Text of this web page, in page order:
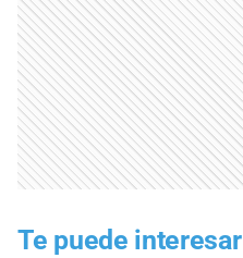
Te puede interesar